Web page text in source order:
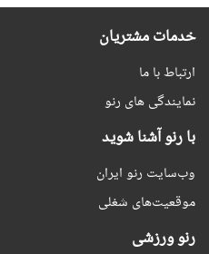
خدمات مشتریان
ارتباط با ما
نمایندگی های رنو
با رنو آشنا شوید
وب‌سایت رنو ایران
موقعیت‌های شغلی
رنو ورزشی